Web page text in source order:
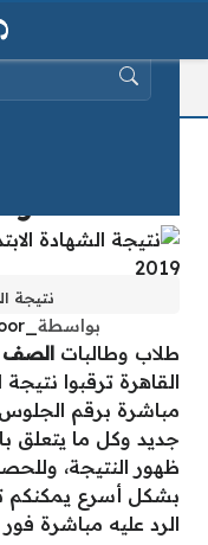
نتيجة
بواسطة _Noor_
طلاب وطالبات الصف
القاهرة ترقبوا نتيجة
مباشرة برقم
جديد وكل ما يتعلق
ظهور النتيجة،
بشكل أسرع يمكنكم
الرد عليه مباشرة
البحث عن: